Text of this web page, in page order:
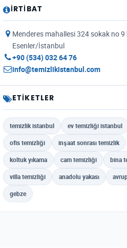
İRTIBAT
Menderes mahallesi 324 sokak no
Esenler/İstanbul
+90 (534) 032 64 76
info@temizlikistanbul.com
ETIKETLER
temizlik istanbul ev temizliği istanbul
ofis temizliği inşaat sonrası temizlik
koltuk yıkama cam temizliği bina
villa temizliği anadolu yakası
gebze